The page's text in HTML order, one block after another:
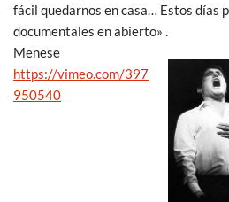
fácil quedarnos en casa… Estos días
documentales en abierto» .
Menese
https://vimeo.com/397
950540